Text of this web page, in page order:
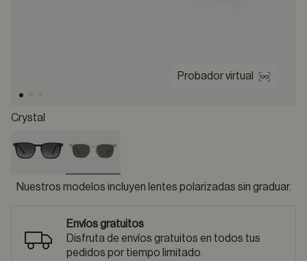
Probador virtual
Crystal
selected
Nuestros modelos incluyen lentes polarizadas sin graduar.
Envíos gratuitos
Disfruta de envíos gratuitos en todos tus
pedidos por tiempo limitado.